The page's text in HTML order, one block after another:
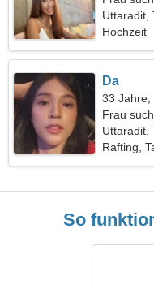
Uttaradit,
Hochzeit
Da
33 Jahre,
Frau
Uttaradit,
Rafting,
So